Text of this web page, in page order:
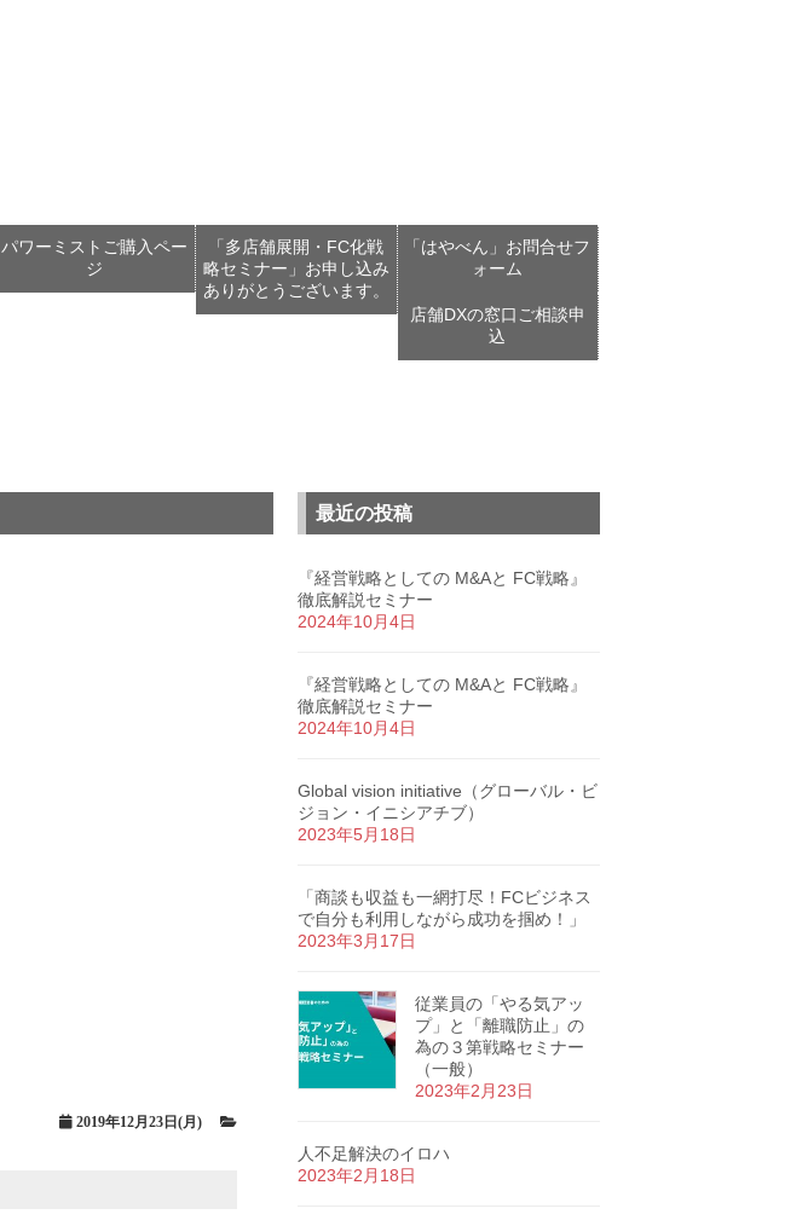
パワーミストご購入ペー
ジ
「多店舗展開・FC化戦
略セミナー」お申し込み
ありがとうございます。
「はやべん」お問合せフ
ォーム
店舗DXの窓口ご相談申
込
2019年12月23日(月)
最近の投稿
『経営戦略としての M&Aと FC戦略』
徹底解説セミナー
2024年10月4日
『経営戦略としての M&Aと FC戦略』
徹底解説セミナー
2024年10月4日
Global vision initiative（グローバル・ビ
ジョン・イニシアチブ）
2023年5月18日
「商談も収益も一網打尽！FCビジネス
で自分も利用しながら成功を掴め！」
2023年3月17日
従業員の「やる気アッ
プ」と「離職防止」の
為の３第戦略セミナー
（一般）
2023年2月23日
人不足解決のイロハ
2023年2月18日